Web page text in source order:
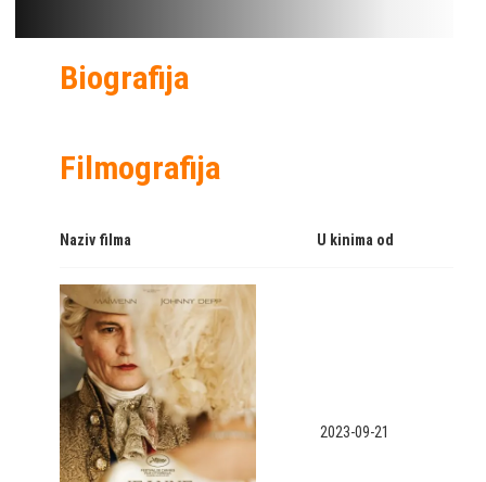
Biografija
Filmografija
Naziv filma U kinima od
2023-09-21